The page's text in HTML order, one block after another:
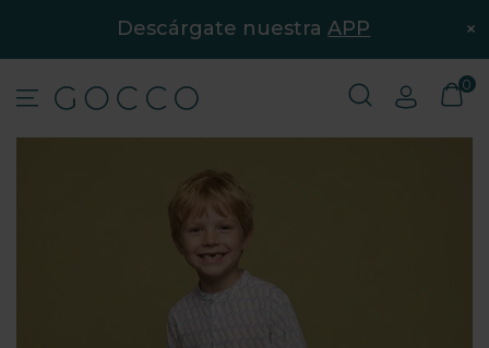
Descárgate nuestraAPP ×
0